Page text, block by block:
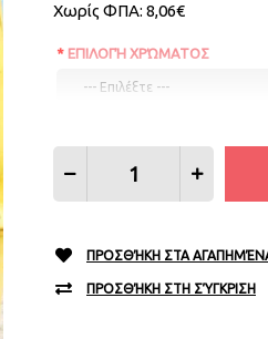
Χωρίς ΦΠΑ: 8,06€
ΕΠΙΛΟΓΉ ΧΡΏΜΑΤΟΣ
ΠΡΟΣΘΉΚΗ ΣΤΑ
ΠΡΟΣΘΉΚΗ ΣΤΗ ΣΎΓΚΡΙΣΗ